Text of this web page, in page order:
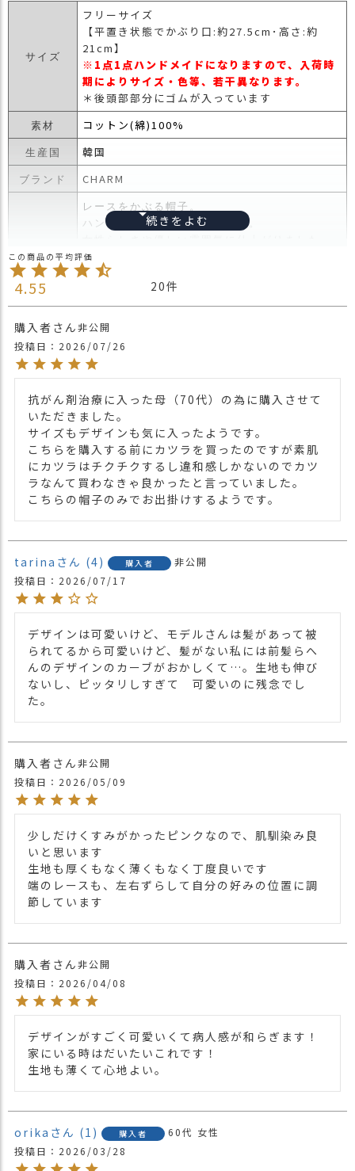
ス
フ
・
交
無
サイズ
フリーサイズ
【平置き状態でかぶり口:約27.5cm･高さ:約
21cm】
※1点1点ハンドメイドになりますので、入荷時
期によりサイズ・色等、若干異なります。
＊後頭部部分にゴムが入っています
素材 コットン(綿)100%
生産国 韓国
ブランド CHARM
商品詳細
レースをかぶる帽子。
ハンカチのようなコットン素材。
ゆったりシルエットが気になる襟足をカバーし
てくれ、後頭部にはゴムが入っているのでフィ
ットしてかぶれます。
暑い日や室内の着用に最適なオススメ。洗濯も
出来るので清潔に保てます。
・長時間濡れたままで重ねて置いたり、汗や雨
などでぬれた時は他の衣料等に移染する場合が
・多少実際のカラーと異なる場合がございま
す。ご不安な事などございましたらお気軽にお
問い合わせ下さい。
関連商品
他の人気ニット帽は こちら
他の人気ビッグワッチはこちら
カラー
【カラー バリエーション】
・ブラック 黒色 BLACK
・ライトカーキ 緑色 LIGHT KHAKI
・ピンク 桃色 PINK
・ブルーグレー 青色 BLUE GRAY
4.55 20
購入者
非公開
投稿日
2026/07/26
抗がん剤治療に入った母（70代）の為に購入させて
いただきました。
サイズもデザインも気に入ったようです。
こちらを購入する前にカツラを買ったのですが素肌
にカツラはチクチクするし違和感しかないのでカツ
ラなんて買わなきゃ良かったと言っていました。
こちらの帽子のみでお出掛けするようです。
tarina 4 購入者
非公開
投稿日
2026/07/17
デザインは可愛いけど、モデルさんは髪があって被
られてるから可愛いけど、髪がない私には前髪らへ
んのデザインのカーブがおかしくて…。生地も伸び
ないし、ピッタリしすぎて　可愛いのに残念でし
た。
購入者
非公開
投稿日
2026/05/09
少しだけくすみがかったピンクなので、肌馴染み良
いと思います
生地も厚くもなく薄くもなく丁度良いです
端のレースも、左右ずらして自分の好みの位置に調
節しています
購入者
非公開
投稿日
2026/04/08
デザインがすごく可愛いくて病人感が和らぎます！
家にいる時はだいたいこれです！
生地も薄くて心地よい。
orika 1 購入者 60代 女性
投稿日
2026/03/28